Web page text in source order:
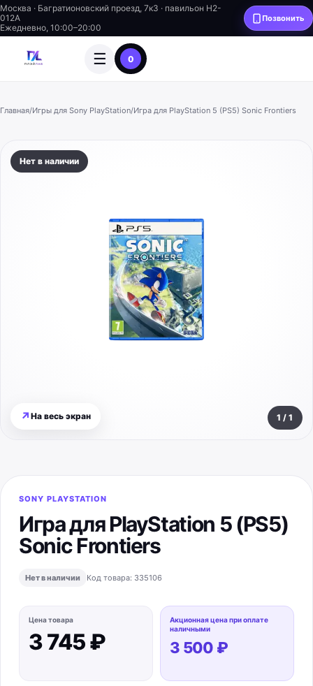
Москва · Багратионовский проезд, 7к3 · павильон H2-
012A
Ежедневно, 10:00–20:00
Позвонить
☰ 0
Главная/Игры для Sony PlayStation/Игра для PlayStation 5 (PS5) Sonic Frontiers
Нет в наличии
↗ На весь экран 1 / 1
SONY PLAYSTATION
Игра для PlayStation 5 (PS5)
Sonic Frontiers
Нет в наличии Код товара: 335106
Цена товара
3 745 ₽
Акционная цена при оплате
наличными
3 500 ₽